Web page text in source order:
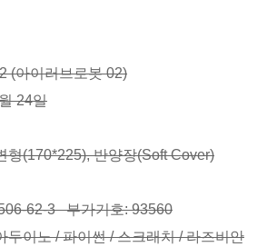
(아이러브로봇 02)
24일
(170*225), 반양장(Soft Cover)
62-3 부가기호: 93560
이노 / 파이썬 / 스크래치 / 라즈비안